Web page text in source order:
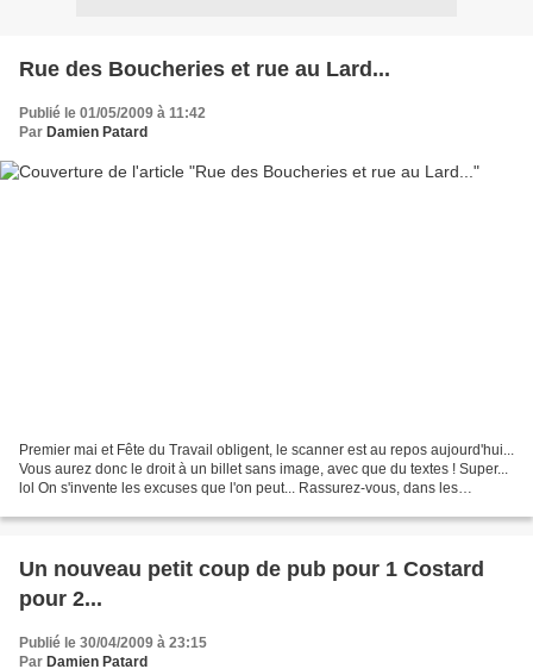
Rue des Boucheries et rue au Lard...
Publié le 01/05/2009 à 11:42
Par Damien Patard
Premier mai et Fête du Travail obligent, le scanner est au repos aujourd'hui...
Vous aurez donc le droit à un billet sans image, avec que du textes ! Super...
lol On s'invente les excuses que l'on peut... Rassurez-vous, dans les
Un nouveau petit coup de pub pour 1 Costard
pour 2...
Publié le 30/04/2009 à 23:15
Par Damien Patard